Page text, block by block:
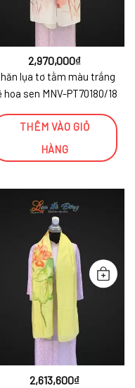
2,970,000₫
lụa tơ tằm màu trắng
hoa sen MNV-PT70180/18
THÊM VÀO GIỎ
HÀNG
2,613,600₫